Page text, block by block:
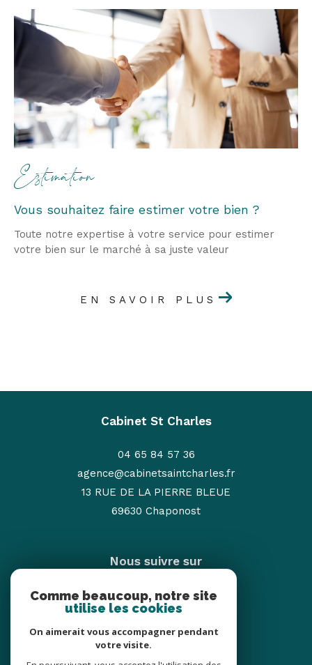
Estimation
Vous souhaitez faire estimer votre bien ?
Toute notre expertise à votre service pour estimer
votre bien sur le marché à sa juste valeur
EN SAVOIR PLUS
Cabinet St Charles
04 65 84 57 36
agence@cabinetsaintcharles.fr
13 RUE DE LA PIERRE BLEUE
69630
chaponost
Nous suivre sur
Comme beaucoup, notre site
utilise les cookies
On aimerait vous accompagner pendant
votre visite.